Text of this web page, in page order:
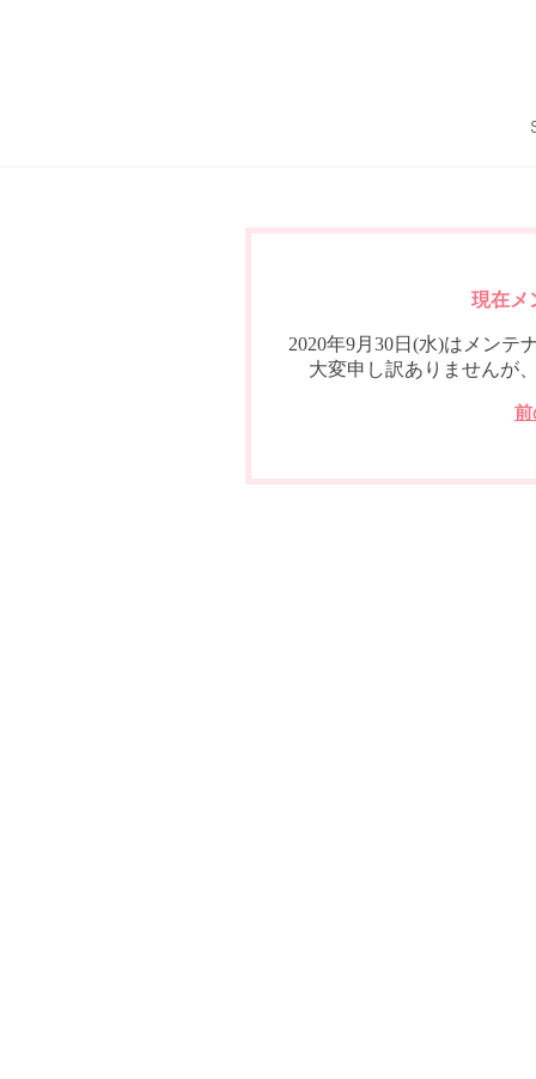
現在メ
2020年9月30日(水)はメンテ
大変申し訳ありませんが
前